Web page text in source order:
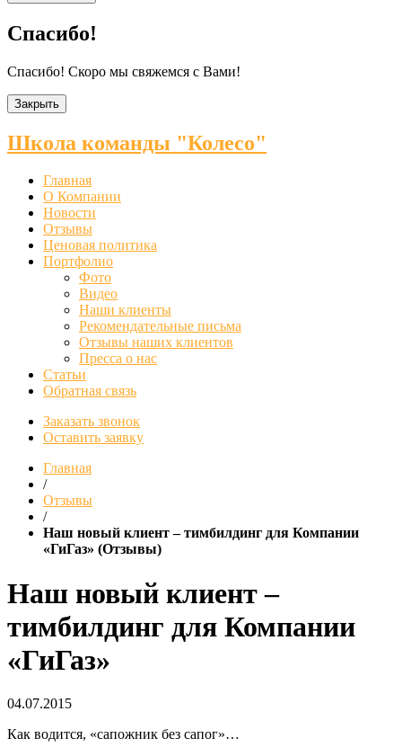
Спасибо!
Спасибо! Скоро мы свяжемся с Вами!
Закрыть
Школа команды "Колесо"
Главная
О Компании
Новости
Отзывы
Ценовая политика
Портфолио
Фото
Видео
Наши клиенты
Рекомендательные письма
Отзывы наших клиентов
Пресса о нас
Статьи
Обратная связь
Заказать звонок
Оставить заявку
Главная
/
Отзывы
/
Наш новый клиент – тимбилдинг для Компании
«ГиГаз» (Отзывы)
Наш новый клиент –
тимбилдинг для Компании
«ГиГаз»
04.07.2015
Как водится, «сапожник без сапог»…